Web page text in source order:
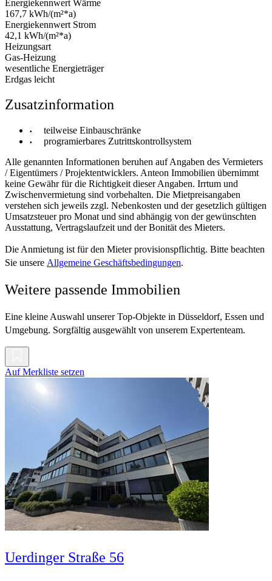
Energiekennwert Wärme
167,7 kWh/(m²*a)
Energiekennwert Strom
42,1 kWh/(m²*a)
Heizungsart
Gas-Heizung
wesentliche Energieträger
Erdgas leicht
Zusatzinformation
teilweise Einbauschränke
programierbares Zutrittskontrollsystem
Alle genannten Informationen beruhen auf Angaben des Vermieters
/ Eigentümers / Projektentwicklers. Anteon Immobilien übernimmt
keine Gewähr für die Richtigkeit dieser Angaben. Irrtum und
Zwischenvermietung sind vorbehalten. Die Mietpreisangaben
verstehen sich jeweils zzgl. Nebenkosten und der gesetzlich gültigen
Umsatzsteuer pro Monat und sind abhängig von der gewünschten
Ausstattung, Vertragslaufzeit und der Bonität des Mieters.
Die Anmietung ist für den Mieter provisionspflichtig. Bitte beachten
Sie unsere Allgemeine Geschäftsbedingungen.
Weitere passende Immobilien
Eine kleine Auswahl unserer Top-Objekte in Düsseldorf, Essen und
Umgebung. Sorgfältig ausgewählt von unserem Expertenteam.
Auf Merkliste setzen
Uerdinger Straße 56